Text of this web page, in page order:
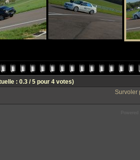
: 0.3 / 5 pour 4 votes)
Survoler